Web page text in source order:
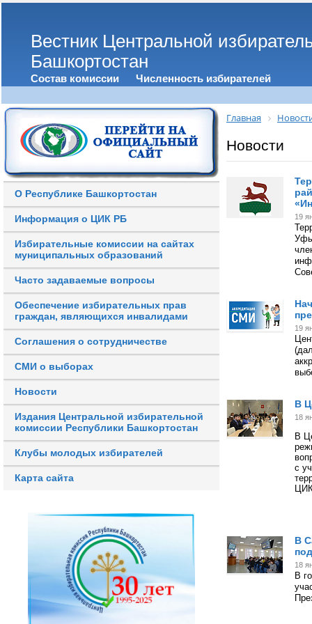
Вестник Центральной
Башкортостан
Состав комиссии Численность избирателей
О Республике Башкортостан
Информация о ЦИК РБ
Избирательные комиссии на сайтах
муниципальных образований
Часто задаваемые вопросы
Обеспечение избирательных прав
граждан, являющихся инвалидами
Соглашения о сотрудничестве
СМИ о выборах
Новости
Издания Центральной избирательной
комиссии Республики Башкортостан
Клубы молодых избирателей
Карта сайта
Главная
Новости
19
Уфы
19
В
18
В
с
В
18
В